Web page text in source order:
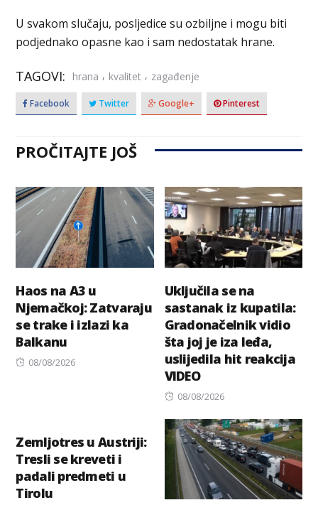
U svakom slučaju, posljedice su ozbiljne i mogu biti
podjednako opasne kao i sam nedostatak hrane.
TAGOVI: hrana , kvalitet , zagađenje
Facebook Twitter Google+ Pinterest
PROČITAJTE JOŠ
Haos na A3 u
Njemačkoj: Zatvaraju
se trake i izlazi ka
Balkanu
Posted
08/08/2026
Uključila se na
sastanak iz kupatila:
Gradonačelnik vidio
šta joj je iza leđa,
uslijedila hit reakcija
VIDEO
Posted
08/08/2026
Zemljotres u Austriji:
Tresli se kreveti i
padali predmeti u
Tirolu